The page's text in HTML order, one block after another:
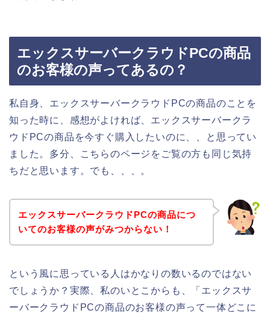
エックスサーバークラウドPCの商品
のお客様の声ってあるの？
私自身、エックスサーバークラウドPCの商品のことを
知った時に、感想がよければ、エックスサーバークラ
ウドPCの商品を今すぐ購入したいのに、、と思ってい
ました。多分、こちらのページをご覧の方も同じ気持
ちだと思います。でも、、、。
エックスサーバークラウドPCの商品につ
いてのお客様の声がみつからない！
という風に思っている人はかなりの数いるのではない
でしょうか？実際、私のいとこからも、「エックスサ
ーバークラウドPCの商品のお客様の声って一体どこに